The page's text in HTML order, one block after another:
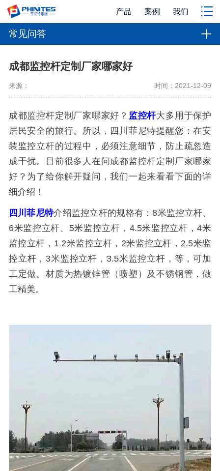
产品 案例 我们
常见问答
成都监控杆定制厂家哪家好
来源： 时间：2021-12-09
成都监控杆定制厂家哪家好？ 监控杆大多用于保护
居民安全的旅行。所以，四川菲尼特提醒您：在安
装监控立杆的过程中，必须注意细节，防止疏忽造
成干扰。目前很多人在问成都监控杆定制厂家哪家
好？为了给你解开疑问，我们一起来看看下面的详
细介绍！
四川菲尼特介绍监控立杆的规格有：8米监控立杆、
6米监控立杆、5米监控立杆，4.5米监控立杆，4米
监控立杆，1.2米监控立杆，2米监控立杆，2.5米监
控立杆，3米监控立杆，3.5米监控立杆，等，可加
工定做。材质为热镀锌管（喷塑）及不锈钢管，做
工精美。